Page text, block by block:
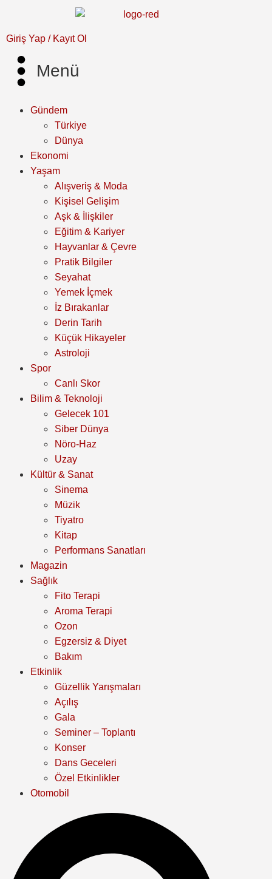
Giriş Yap / Kayıt Ol
Menü
Gündem
Türkiye
Dünya
Ekonomi
Yaşam
Alışveriş & Moda
Kişisel Gelişim
Aşk & İlişkiler
Eğitim & Kariyer
Hayvanlar & Çevre
Pratik Bilgiler
Seyahat
Yemek İçmek
İz Bırakanlar
Derin Tarih
Küçük Hikayeler
Astroloji
Spor
Canlı Skor
Bilim & Teknoloji
Gelecek 101
Siber Dünya
Nöro-Haz
Uzay
Kültür & Sanat
Sinema
Müzik
Tiyatro
Kitap
Performans Sanatları
Magazin
Sağlık
Fito Terapi
Aroma Terapi
Ozon
Egzersiz & Diyet
Bakım
Etkinlik
Güzellik Yarışmaları
Açılış
Gala
Seminer – Toplantı
Konser
Dans Geceleri
Özel Etkinlikler
Otomobil